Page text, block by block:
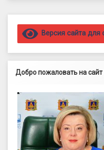
Правый сайдбар
Версия сайта
Добро пожаловать на